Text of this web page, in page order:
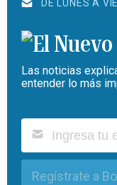
DE LUNES A
Las noticias
entender lo más
Regístrate a